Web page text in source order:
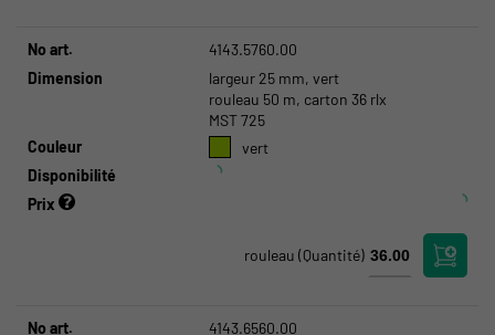
No art.
4143.5760.00
Dimension
largeur 25 mm, vert
rouleau 50 m, carton 36 rlx
MST 725
Couleur
vert
Disponibilité
Prix
rouleau (Quantité)
No art.
4143.6560.00